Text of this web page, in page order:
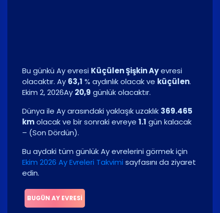
Bu günkü Ay evresi Küçülen Şişkin Ayevresi
olacaktır. Ay 63,1 % aydınlık olacak ve küçülen.
Ekim 2, 2026Ay 20,9 günlük olacaktır.
Dünya ile Ay arasındaki yaklaşık uzaklık 369.465
kmolacak ve bir sonraki evreye 1.1 gün kalacak
– (Son Dördün).
Bu aydaki tüm günlük Ay evrelerini görmek için
Ekim 2026 Ay Evreleri Takvimi sayfasını da ziyaret
edin.
BUGÜN AY EVRESI